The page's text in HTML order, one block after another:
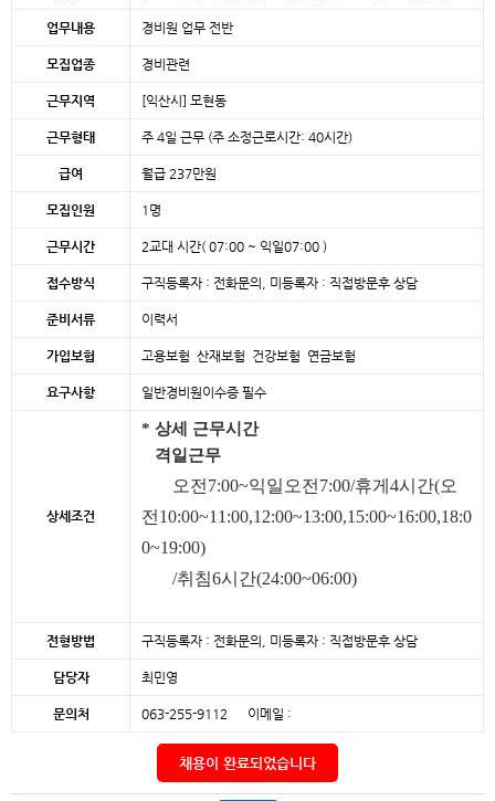
업무내용 경비원 업무 전반
모집업종 경비관련
근무지역 [익산시] 모현동
근무형태 주 4일 근무 (주 소정근로시간: 40시간)
급여 월급 237만원
모집인원 1명
근무시간 2교대 시간( 07:00 ~ 익일07:00 )
접수방식 구직등록자 : 전화문의, 미등록자 : 직접방문후 상담
준비서류 이력서
가입보험 고용보험 산재보험 건강보험 연금보험
요구사항 일반경비원이수증 필수
상세조건
* 상세 근무시간
격일근무
오전7:00~익일오전7:00/휴게4시간(오
전10:00~11:00,12:00~13:00,15:00~16:00,18:0
0~19:00)
/취침6시간(24:00~06:00)
전형방법 구직등록자 : 전화문의, 미등록자 : 직접방문후 상담
담당자 최민영
문의처 063-255-9112 이메일 :
채용이 완료되었습니다